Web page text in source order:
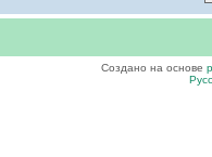
Создано на основе